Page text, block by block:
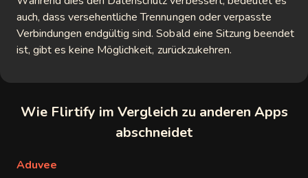
auch, dass versehentliche Trennungen oder verpasste
Verbindungen endgültig sind. Sobald eine Sitzung beendet
ist, gibt es keine Möglichkeit, zurückzukehren.
Wie Flirtify im Vergleich zu anderen Apps
abschneidet
Aduvee